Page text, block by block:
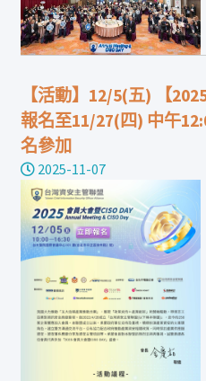
【活動】12/5(五) 【
報名至11/27(四) 中午
名參加
2025-11-07